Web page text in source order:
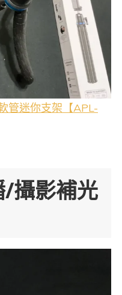
管迷你支架【APL-
攝影補光